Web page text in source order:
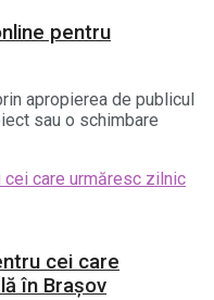
pentru
apropierea de publicul
sau o schimbare
cei care
în Brașov